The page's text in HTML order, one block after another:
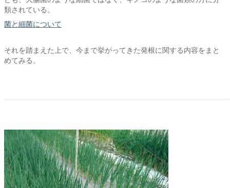
類されている。
菌と細菌について
それを踏まえた上で、今まで挙がってきた発根に関する内容をまと
めてみる。